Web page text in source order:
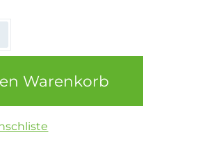
Warenkorb